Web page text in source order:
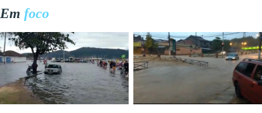
Em foco